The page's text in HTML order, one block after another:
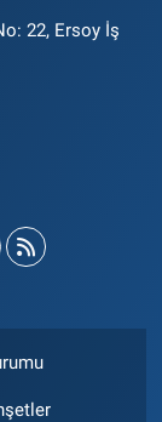
22, Ersoy İş